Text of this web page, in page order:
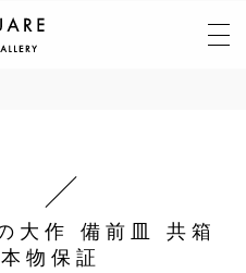
大作 備前皿 共箱
物保証